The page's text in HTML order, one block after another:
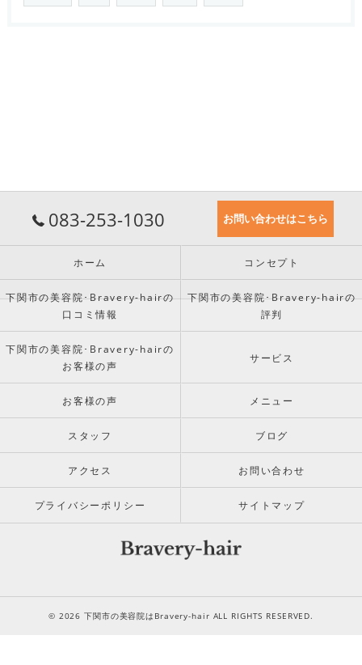
083-253-1030 お問い合わせはこちら
ホーム コンセプト
下関市の美容院･Bravery-hairの
口コミ情報
下関市の美容院･Bravery-hairの
評判
下関市の美容院･Bravery-hairの
お客様の声
サービス
お客様の声 メニュー
スタッフ ブログ
アクセス お問い合わせ
プライバシーポリシー サイトマップ
© 2026 下関市の美容院はBravery-hair ALL RIGHTS RESERVED.